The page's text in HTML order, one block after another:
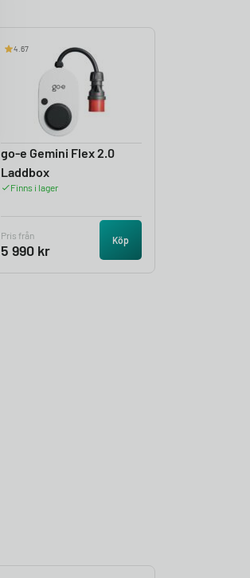
4.67
go-e Gemini Flex 2.0
Laddbox
Finns i lager
Pris från
5 990 kr
Köp